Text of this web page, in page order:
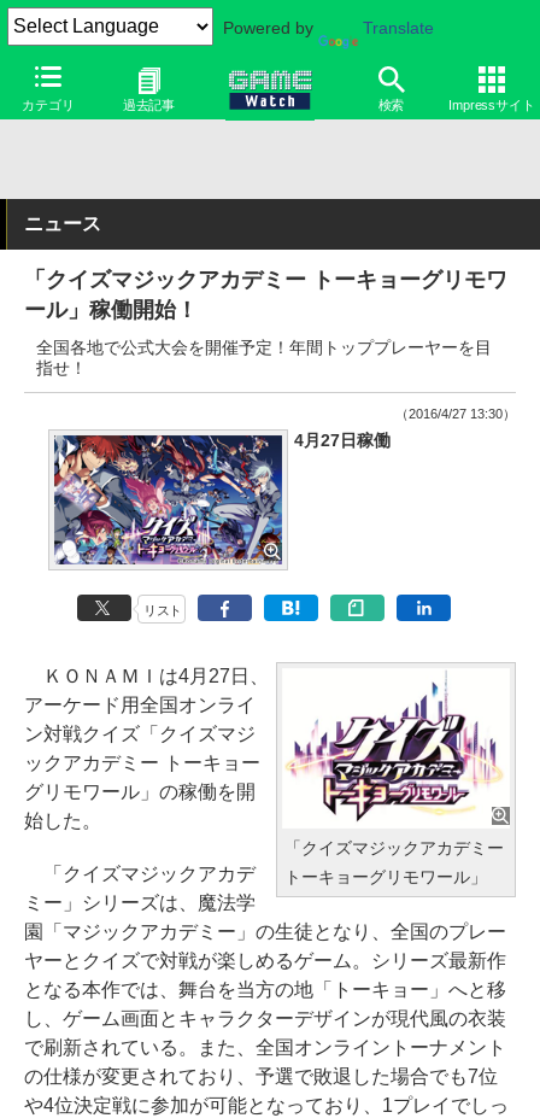
Powered by Translate
カテゴリ 過去記事 検索 Impressサイト
ニュース
「クイズマジックアカデミー トーキョーグリモワ
ール」稼働開始！
全国各地で公式大会を開催予定！年間トッププレーヤーを目
指せ！
（2016/4/27 13:30）
4月27日稼働
リスト
「クイズマジックアカデミー
トーキョーグリモワール」
ＫＯＮＡＭＩは4月27日、
アーケード用全国オンライ
ン対戦クイズ「クイズマジ
ックアカデミー トーキョー
グリモワール」の稼働を開
始した。
「クイズマジックアカデ
ミー」シリーズは、魔法学
園「マジックアカデミー」の生徒となり、全国のプレー
ヤーとクイズで対戦が楽しめるゲーム。シリーズ最新作
となる本作では、舞台を当方の地「トーキョー」へと移
し、ゲーム画面とキャラクターデザインが現代風の衣装
で刷新されている。また、全国オンライントーナメント
の仕様が変更されており、予選で敗退した場合でも7位
や4位決定戦に参加が可能となっており、1プレイでしっ